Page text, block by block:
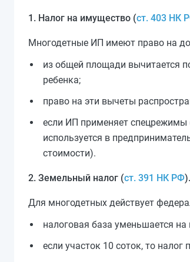
1. Налог на имущество (ст. 403 НК
Многодетные ИП имеют право на
из общей площади вычитается
ребенка;
право на эти вычеты
если ИП применяет спецрежимы
используется в
стоимости).
2. Земельный налог (ст. 391 НК РФ).
Для многодетных действует
налоговая база уменьшается
если участок 10 соток, то